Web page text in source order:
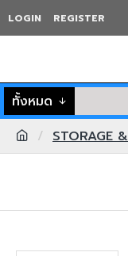
LOGIN REGISTER
ทั้งหมด
STORAGE